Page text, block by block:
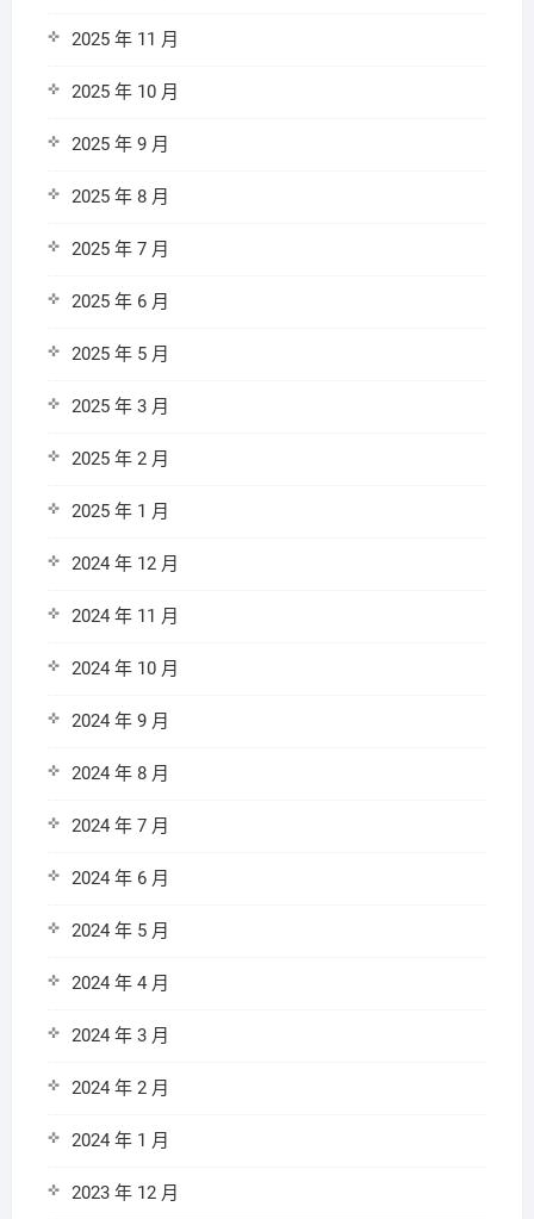
2025 年 11 月
2025 年 10 月
2025 年 9 月
2025 年 8 月
2025 年 7 月
2025 年 6 月
2025 年 5 月
2025 年 3 月
2025 年 2 月
2025 年 1 月
2024 年 12 月
2024 年 11 月
2024 年 10 月
2024 年 9 月
2024 年 8 月
2024 年 7 月
2024 年 6 月
2024 年 5 月
2024 年 4 月
2024 年 3 月
2024 年 2 月
2024 年 1 月
2023 年 12 月